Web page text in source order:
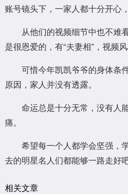
账号镜头下，一家人都十分开心
从他们的视频细节中也不难
是很恩爱的，有“夫妻相”，视频风
可惜今年凯凯爷爷的身体条
原因，家人并没有透露。
命运总是十分无常，没有人
痛。
希望每一个人都学会坚强，
去的明星名人们都能够一路走好
相关文章